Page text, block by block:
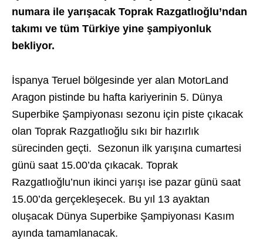
numara ile yarışacak Toprak Razgatlıoğlu’ndan
takımı ve tüm Türkiye yine şampiyonluk
bekliyor.
İspanya Teruel bölgesinde yer alan MotorLand
Aragon pistinde bu hafta kariyerinin 5. Dünya
Superbike Şampiyonası sezonu için piste çıkacak
olan Toprak Razgatlıoğlu sıkı bir hazırlık
sürecinden geçti. Sezonun ilk yarışına cumartesi
günü saat 15.00’da çıkacak. Toprak
Razgatlıoğlu’nun ikinci yarışı ise pazar günü saat
15.00’da gerçekleşecek. Bu yıl 13 ayaktan
oluşacak Dünya Superbike Şampiyonası Kasım
ayında tamamlanacak.